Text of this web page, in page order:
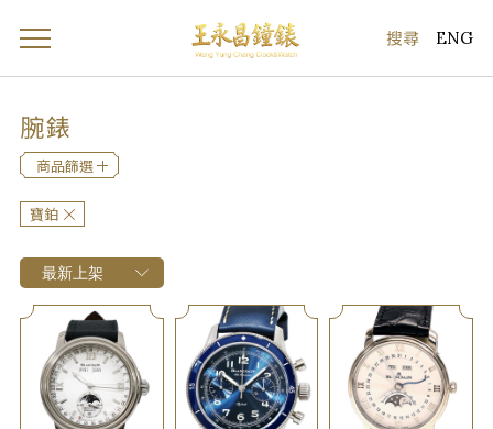
ENG
腕錶
商品篩選
寶鉑